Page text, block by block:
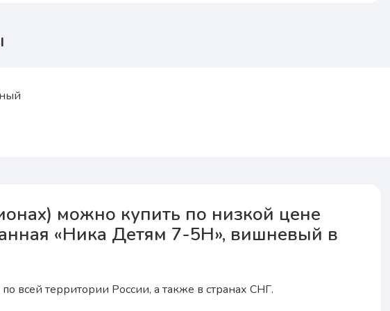
можно купить по низкой цене
«Ника Детям 7-5H», вишневый в
всей территории России, а также в странах СНГ.